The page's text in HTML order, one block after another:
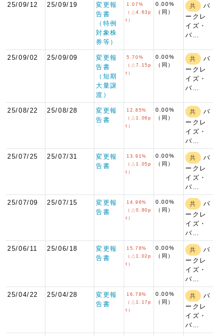
25/09/12 25/09/19
変更報
告書
（特例
対象株
券等）
1.07%
（△4.63p
t）
0.00%
（同）
共
バ
ークレ
イズ・
バ…
25/09/02 25/09/09
変更報
告書
（短期
大量譲
渡）
5.70%
（△7.15p
t）
0.00%
（同）
共
バ
ークレ
イズ・
バ…
25/08/22 25/08/28
変更報
告書
12.85%
（△1.06p
t）
0.00%
（同）
共
バ
ークレ
イズ・
バ…
25/07/25 25/07/31
変更報
告書
13.91%
（△1.05p
t）
0.00%
（同）
共
バ
ークレ
イズ・
バ…
25/07/09 25/07/15
変更報
告書
14.96%
（△0.80p
t）
0.00%
（同）
共
バ
ークレ
イズ・
バ…
25/06/11 25/06/18
変更報
告書
15.76%
（△1.02p
t）
0.00%
（同）
共
バ
ークレ
イズ・
バ…
25/04/22 25/04/28
変更報
告書
16.78%
（△1.17p
t）
0.00%
（同）
共
バ
ークレ
イズ・
バ…